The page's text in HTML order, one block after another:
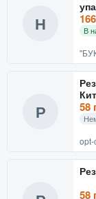
Н В
Р 58
opt-
58